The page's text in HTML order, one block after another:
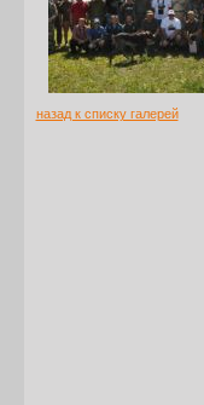
назад к списку галерей